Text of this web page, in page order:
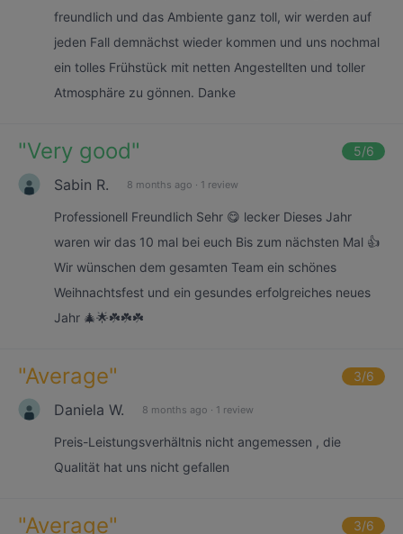
freundlich und das Ambiente ganz toll, wir werden auf
jeden Fall demnächst wieder kommen und uns nochmal
ein tolles Frühstück mit netten Angestellten und toller
Atmosphäre zu gönnen. Danke
"Very good" 5/6
Sabin R. 8 months ago · 1 review
Professionell Freundlich Sehr 😋 lecker Dieses Jahr
waren wir das 10 mal bei euch Bis zum nächsten Mal 👍
Wir wünschen dem gesamten Team ein schönes
Weihnachtsfest und ein gesundes erfolgreiches neues
Jahr 🎄🌟☘️☘️☘️
"Average" 3/6
Daniela W. 8 months ago · 1 review
Preis-Leistungsverhältnis nicht angemessen , die
Qualität hat uns nicht gefallen
"Average" 3/6